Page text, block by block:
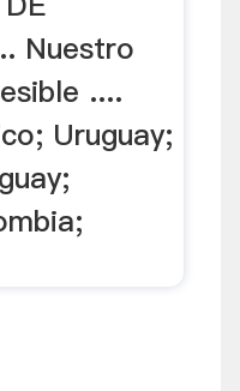
Nuestro
....
Uruguay;